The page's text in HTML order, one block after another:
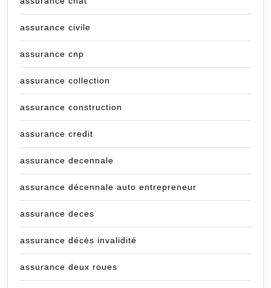
assurance civile
assurance cnp
assurance collection
assurance construction
assurance credit
assurance decennale
assurance décennale auto entrepreneur
assurance deces
assurance décès invalidité
assurance deux roues